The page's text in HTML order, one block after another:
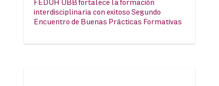
FEDUH UBB fortalece la formación
interdisciplinaria con exitoso Segundo
Encuentro de Buenas Prácticas Formativas